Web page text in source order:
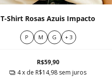
T-Shirt Rosas Azuis Impacto
P M G + 3
R$59,90
4x de R$14,98 sem juros